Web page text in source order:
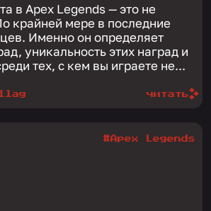
в Apex Legends — это не
крайней мере в последние
Именно он определяет
уникальность этих наград и
тех, с кем вы играете не...
1lag читать
#Apex Legends